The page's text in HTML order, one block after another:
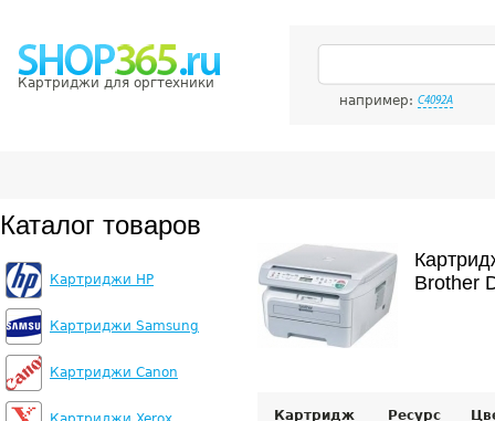
Картриджи для оргтехники
например: C4092A
Каталог товаров
Картриджи HP
Картриджи Samsung
Картриджи Canon
Brother
Картридж Ресурс